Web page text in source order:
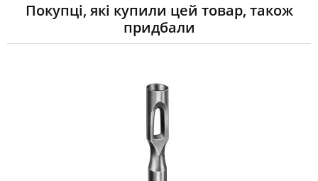
Покупці, які купили цей товар, також
придбали